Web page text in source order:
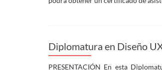
Diplomatura en Diseño
PRESENTACIÓN En esta